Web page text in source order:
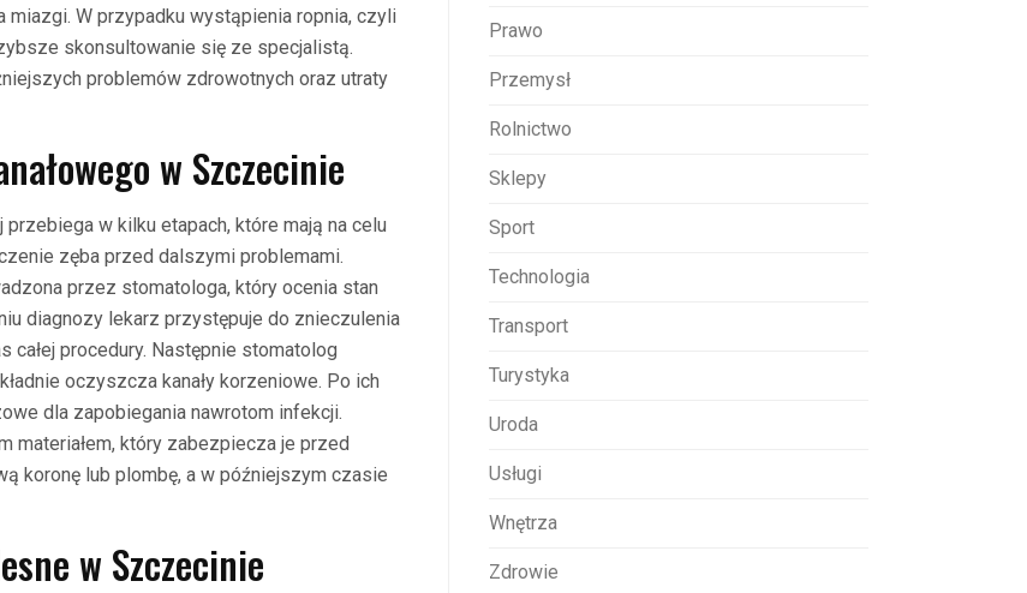
W przypadku wystąpienia ropnia, czyli
skonsultowanie się ze specjalistą.
problemów zdrowotnych oraz utraty
w Szczecinie
w kilku etapach, które mają na celu
zęba przed dalszymi problemami.
przez stomatologa, który ocenia stan
diagnozy lekarz przystępuje do znieczulenia
całej procedury. Następnie stomatolog
oczyszcza kanały korzeniowe. Po ich
dla zapobiegania nawrotom infekcji.
materiałem, który zabezpiecza je przed
koronę lub plombę, a w późniejszym czasie
w Szczecinie
Prawo
Przemysł
Rolnictwo
Sklepy
Sport
Technologia
Transport
Turystyka
Uroda
Usługi
Wnętrza
Zdrowie